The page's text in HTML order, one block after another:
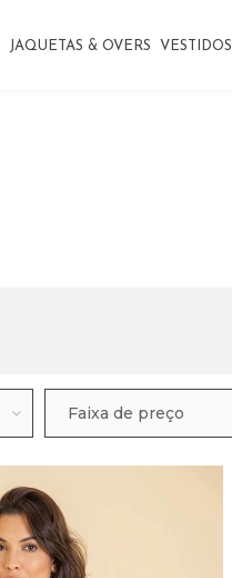
JAQUETAS & OVERS VESTIDOS
Faixa de preço